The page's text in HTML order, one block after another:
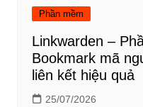
Phần mềm
Linkwarden –
Bookmark mã
liên kết hiệu quả
25/07/2026